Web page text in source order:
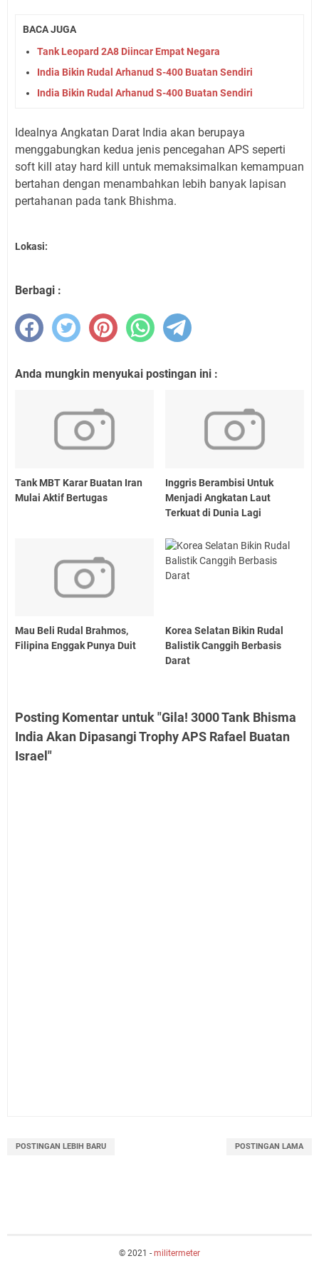
BACA JUGA
Tank Leopard 2A8 Diincar Empat Negara
India Bikin Rudal Arhanud S-400 Buatan Sendiri
India Bikin Rudal Arhanud S-400 Buatan Sendiri
Idealnya Angkatan Darat India akan berupaya
menggabungkan kedua jenis pencegahan APS seperti
soft kill atay hard kill untuk memaksimalkan kemampuan
bertahan dengan menambahkan lebih banyak lapisan
pertahanan pada tank Bhishma.
Lokasi:
Berbagi :
Anda mungkin menyukai postingan ini :
Tank MBT Karar Buatan Iran
Mulai Aktif Bertugas
Inggris Berambisi Untuk
Menjadi Angkatan Laut
Terkuat di Dunia Lagi
Mau Beli Rudal Brahmos,
Filipina Enggak Punya Duit
Korea Selatan Bikin Rudal
Balistik Canggih Berbasis
Darat
Posting Komentar untuk "Gila! 3000 Tank Bhisma
India Akan Dipasangi Trophy APS Rafael Buatan
Israel"
POSTINGAN LEBIH BARU POSTINGAN LAMA
© 2021 - militermeter